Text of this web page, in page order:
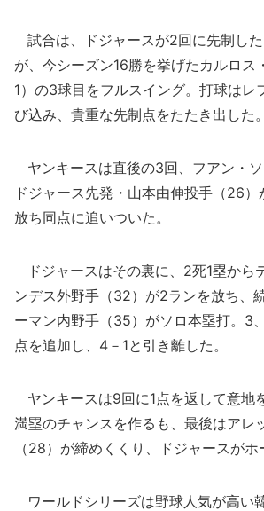
試合は、ドジャースが2回に先制し
が、今シーズン16勝を挙げたカルロス
1）の3球目をフルスイング。打球はレ
び込み、貴重な先制点をたたき出した。
ヤンキースは直後の3回、フアン・
ドジャース先発・山本由伸投手（26
放ち同点に追いついた。
ドジャースはその裏に、2死1塁から
ンデス外野手（32）が2ランを放ち、
ーマン内野手（35）がソロ本塁打。3
点を追加し、4－1と引き離した。
ヤンキースは9回に1点を返して意地
満塁のチャンスを作るも、最後はアレ
（28）が締めくくり、ドジャースがホ
ワールドシリーズは野球人気が高い